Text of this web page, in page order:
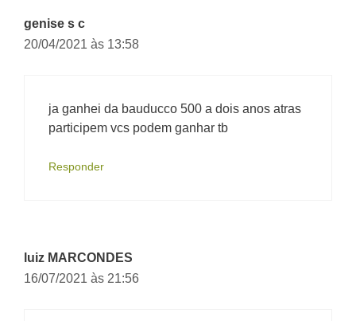
genise s c
20/04/2021 às 13:58
ja ganhei da bauducco 500 a dois anos atras
participem vcs podem ganhar tb
Responder
luiz MARCONDES
16/07/2021 às 21:56